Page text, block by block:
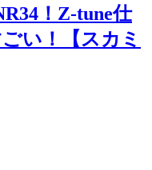
！Z-tune仕
い！【スカミ